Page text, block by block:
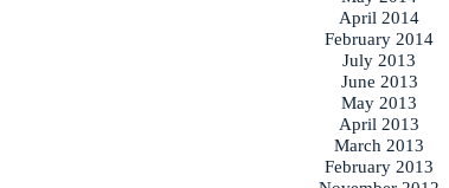
April 2014
February 2014
July 2013
June 2013
May 2013
April 2013
March 2013
February 2013